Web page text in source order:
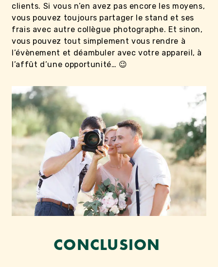
clients. Si vous n’en avez pas encore les moyens,
vous pouvez toujours partager le stand et ses
frais avec autre collègue photographe. Et sinon,
vous pouvez tout simplement vous rendre à
l’évènement et déambuler avec votre appareil, à
l’affût d’une opportunité… 😉
CONCLUSION